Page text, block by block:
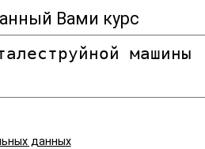
Вами курс
данных